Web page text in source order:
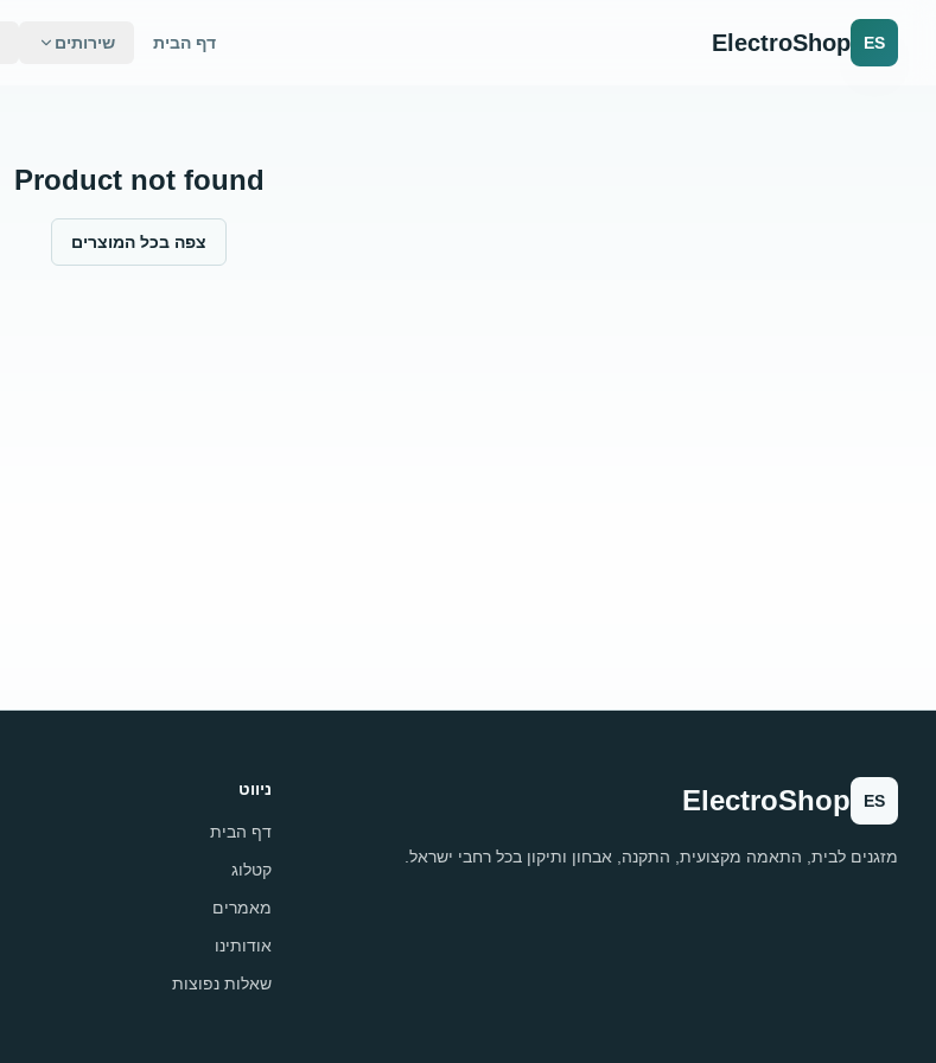
ES
ElectroShop דף הבית שירותים
Product not found
צפה בכל המוצרים
ES
ElectroShop
מזגנים לבית, התאמה מקצועית, התקנה, אבחון ותיקון בכל רחבי ישראל.
ניווט
דף הבית
קטלוג
מאמרים
אודותינו
שאלות נפוצות